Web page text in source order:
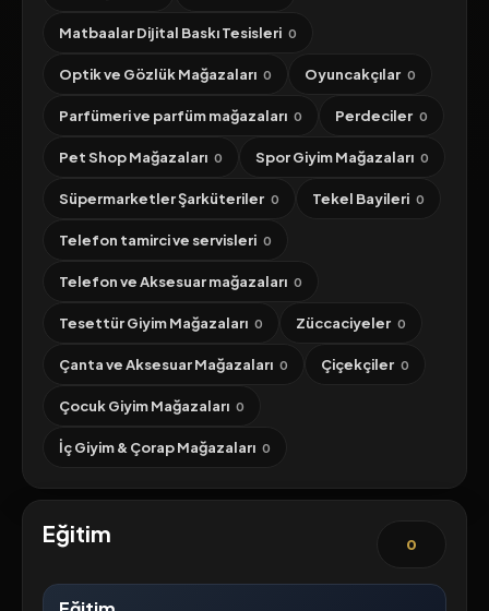
Matbaalar Dijital Baskı Tesisleri 0
Optik ve Gözlük Mağazaları 0 Oyuncakçılar 0
Parfümeri ve parfüm mağazaları 0 Perdeciler 0
Pet Shop Mağazaları 0 Spor Giyim Mağazaları 0
Süpermarketler Şarküteriler 0 Tekel Bayileri 0
Telefon tamirci ve servisleri 0
Telefon ve Aksesuar mağazaları 0
Tesettür Giyim Mağazaları 0 Züccaciyeler 0
Çanta ve Aksesuar Mağazaları 0 Çiçekçiler 0
Çocuk Giyim Mağazaları 0
İç Giyim & Çorap Mağazaları 0
Eğitim 0